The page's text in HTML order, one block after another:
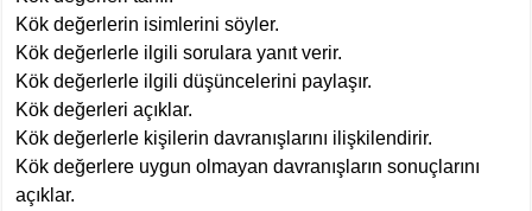
Kök değerlerin isimlerini söyler.
Kök değerlerle ilgili sorulara yanıt verir.
Kök değerlerle ilgili düşüncelerini paylaşır.
Kök değerleri açıklar.
Kök değerlerle kişilerin davranışlarını ilişkilendirir.
Kök değerlere uygun olmayan davranışların sonuçlarını
açıklar.